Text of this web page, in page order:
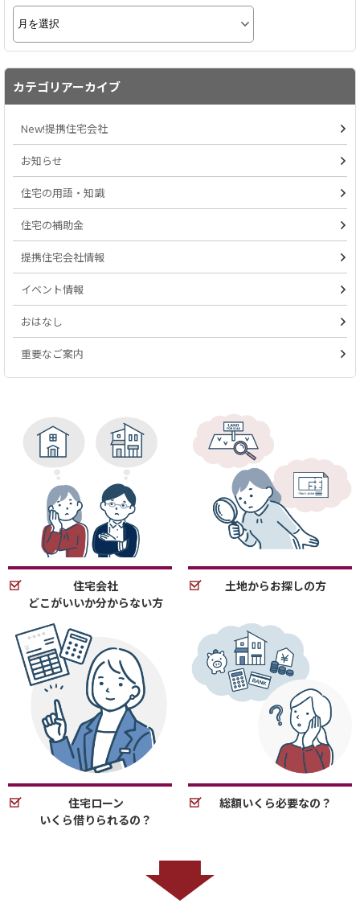
カテゴリアーカイブ
New!提携住宅会社
お知らせ
住宅の用語・知識
住宅の補助金
提携住宅会社情報
イベント情報
おはなし
重要なご案内
住宅会社
どこがいいか分からない方
土地からお探しの方
住宅ローン
いくら借りられるの？
総額いくら必要なの？